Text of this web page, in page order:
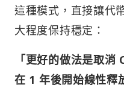
這種模式，直接讓代
大程度保持穩定：
「更好的做法是取
在 1 年後開始線性釋